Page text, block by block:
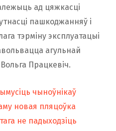
ад цяжкасці
пашкоджанняў і
тэрміну эксплуатацыі
агульнай
Працкевіч.
чыноўнікаў
новая пляцоўка
не падыходзіць